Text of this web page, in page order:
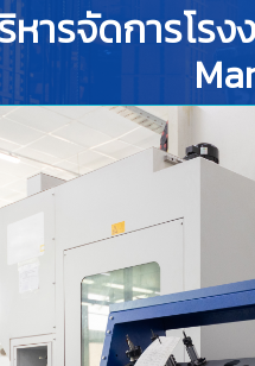
หารจัดการโร